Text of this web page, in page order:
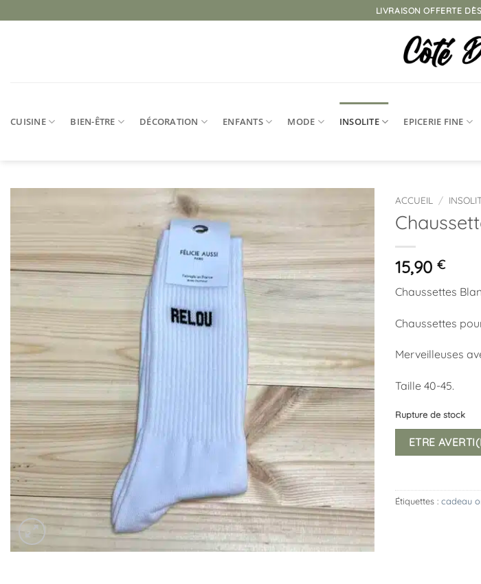
au
LIVRAISON OFFERTE
CUISINE BIEN-ÊTRE DÉCORATION ENFANTS MODE INSOLITE EPICERIE FINE
à la
liste
d’envies
ACCUEIL /
15,90 €
Chaussettes
Chaussettes
Merveilleuses
Taille 40-45.
Rupture de stock
ETRE
Étiquettes : cadeau